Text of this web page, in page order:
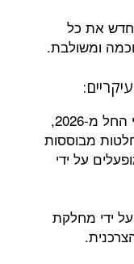
את כל
ומשולבת.
הכוח המניע מאחורי המהפך הזה שצפוי החל מ-2026,
מבוססות
על ידי
על ידי מחלקת